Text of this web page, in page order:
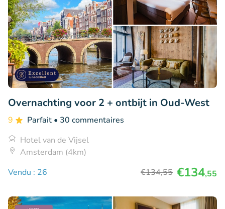
Overnachting voor 2 + ontbijt in Oud-West
9 Parfait • 30 commentaires
Hotel van de Vijsel
Amsterdam (4km)
Vendu : 26
€134,55 €134,55